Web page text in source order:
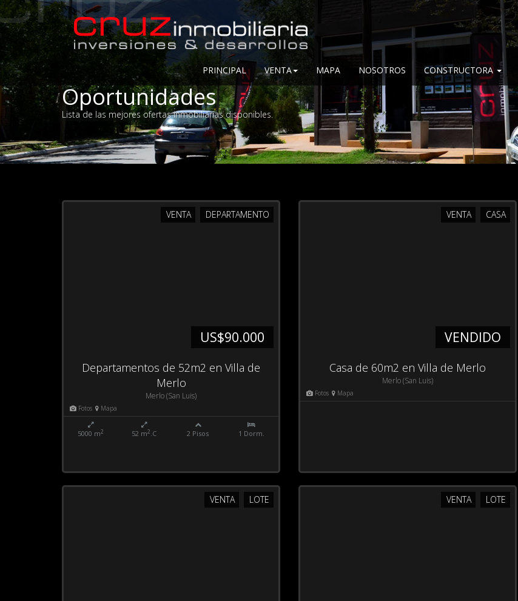
PRINCIPAL VENTA MAPA NOSOTROS CONSTRUCTORA
Oportunidades
Lista de las mejores ofertas inmobiliarias disponibles.
DEPARTAMENTO
VENTA
US$90.000
Departamentos de 52m2 en Villa de
Merlo
Merlo (San Luis)
Fotos Mapa
5000 m2 52 m2.C 2 Pisos 1 Dorm.
CASA
VENTA
VENDIDO
Casa de 60m2 en Villa de Merlo
Merlo (San Luis)
Fotos Mapa
LOTE
VENTA LOTE
VENTA